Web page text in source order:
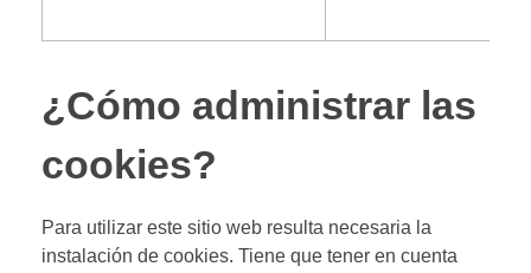
¿Cómo administrar las
cookies?
Para utilizar este sitio web resulta necesaria la
instalación de cookies. Tiene que tener en cuenta